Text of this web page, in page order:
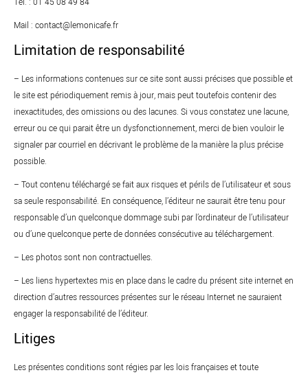
Mail : contact@lemonicafe.fr
Limitation de responsabilité
– Les informations contenues sur ce site sont aussi précises que possible et
le site est périodiquement remis à jour, mais peut toutefois contenir des
inexactitudes, des omissions ou des lacunes. Si vous constatez une lacune,
erreur ou ce qui parait être un dysfonctionnement, merci de bien vouloir le
signaler par courriel en décrivant le problème de la manière la plus précise
possible.
– Tout contenu téléchargé se fait aux risques et périls de l’utilisateur et sous
sa seule responsabilité. En conséquence, l’éditeur ne saurait être tenu pour
responsable d’un quelconque dommage subi par l’ordinateur de l’utilisateur
ou d’une quelconque perte de données consécutive au téléchargement.
– Les photos sont non contractuelles.
– Les liens hypertextes mis en place dans le cadre du présent site internet en
direction d’autres ressources présentes sur le réseau Internet ne sauraient
engager la responsabilité de l’éditeur.
Litiges
Les présentes conditions sont régies par les lois françaises et toute